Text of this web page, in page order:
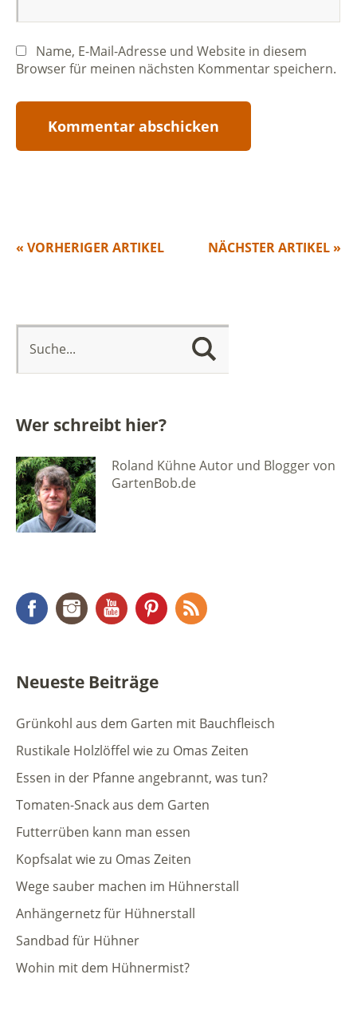
Name, E-Mail-Adresse und Website in diesem
Browser für meinen nächsten Kommentar speichern.
NÄCHSTER ARTIKEL »
« VORHERIGER ARTIKEL
Wer schreibt hier?
Roland Kühne Autor und Blogger von
GartenBob.de
FacebookInstagramYouTubePinterest
Neueste Beiträge
Grünkohl aus dem Garten mit Bauchfleisch
Rustikale Holzlöffel wie zu Omas Zeiten
Essen in der Pfanne angebrannt, was tun?
Tomaten-Snack aus dem Garten
Futterrüben kann man essen
Kopfsalat wie zu Omas Zeiten
Wege sauber machen im Hühnerstall
Anhängernetz für Hühnerstall
Sandbad für Hühner
Wohin mit dem Hühnermist?